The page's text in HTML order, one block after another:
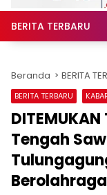
BERITA TERBARU
Beranda BERITA
BERITA TERBARU
Tengah
Berolahraga